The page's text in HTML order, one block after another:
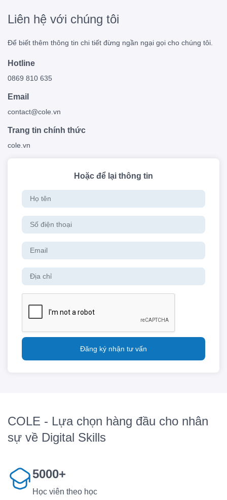
Liên hệ với chúng tôi
Để biết thêm thông tin chi tiết đừng ngần ngại gọi cho chúng tôi.
Hotline
0869 810 635
Email
contact@cole.vn
Trang tin chính thức
cole.vn
Hoặc để lại thông tin
Đăng ký nhận tư vấn
COLE - Lựa chọn hàng đầu cho nhân
sự về Digital Skills
5000+
Học viên theo học